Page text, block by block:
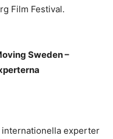
Film Festival.
Sweden –
experter